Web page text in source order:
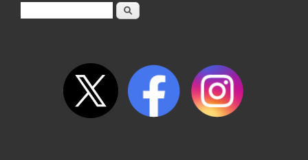
Formulario de búsqueda
Buscar